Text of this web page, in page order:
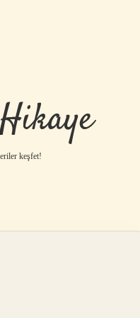
keşfet!